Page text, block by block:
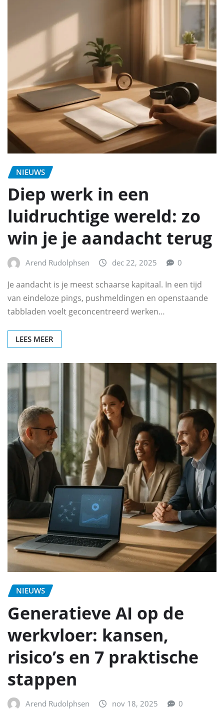
NIEUWS
Diep werk in een
luidruchtige wereld: zo
win je je aandacht terug
Arend Rudolphsen dec 22, 2025 0
Je aandacht is je meest schaarse kapitaal. In een tijd
van eindeloze pings, pushmeldingen en openstaande
tabbladen voelt geconcentreerd werken…
LEES MEER
NIEUWS
Generatieve AI op de
werkvloer: kansen,
risico’s en 7 praktische
stappen
Arend Rudolphsen nov 18, 2025 0